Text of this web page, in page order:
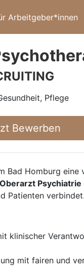
Arbeitgeber*innen
Pflege
Bewerben
Bad Homburg
Oberarzt
Patienten verbindet.
klinischer
mit fairen und